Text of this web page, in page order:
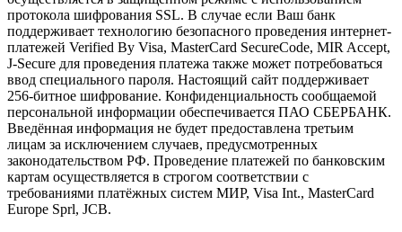
протокола шифрования SSL. В случае если Ваш банк
поддерживает технологию безопасного проведения интернет-
платежей Verified By Visa, MasterCard SecureCode, MIR Accept,
J-Secure для проведения платежа также может потребоваться
ввод специального пароля. Настоящий сайт поддерживает
256-битное шифрование. Конфиденциальность сообщаемой
персональной информации обеспечивается ПАО СБЕРБАНК.
Введённая информация не будет предоставлена третьим
лицам за исключением случаев, предусмотренных
законодательством РФ. Проведение платежей по банковским
картам осуществляется в строгом соответствии с
требованиями платёжных систем МИР, Visa Int., MasterCard
Europe Sprl, JCB.